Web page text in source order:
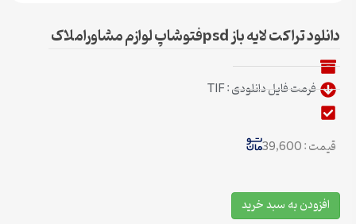
دانلود تراکت لایه باز psdفتوشاپ لوازم مشاوراملاک
فرمت فایل دانلودی : TIF
قیمت : 39,600
افزودن به سبد خرید